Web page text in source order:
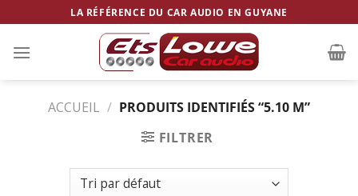
to
content
LA RÉFÉRENCE DU CAR AUDIO EN GUYANE
ACCUEIL / PRODUITS IDENTIFIÉS “5.10 M”
FILTRER